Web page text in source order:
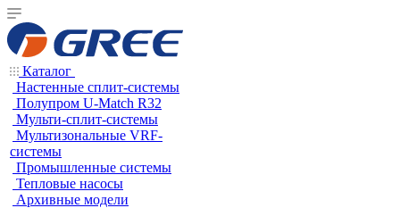
Каталог
Настенные сплит-системы
Полупром U-Match R32
Мульти-сплит-системы
Мультизональные VRF-
системы
Промышленные системы
Тепловые насосы
Архивные модели